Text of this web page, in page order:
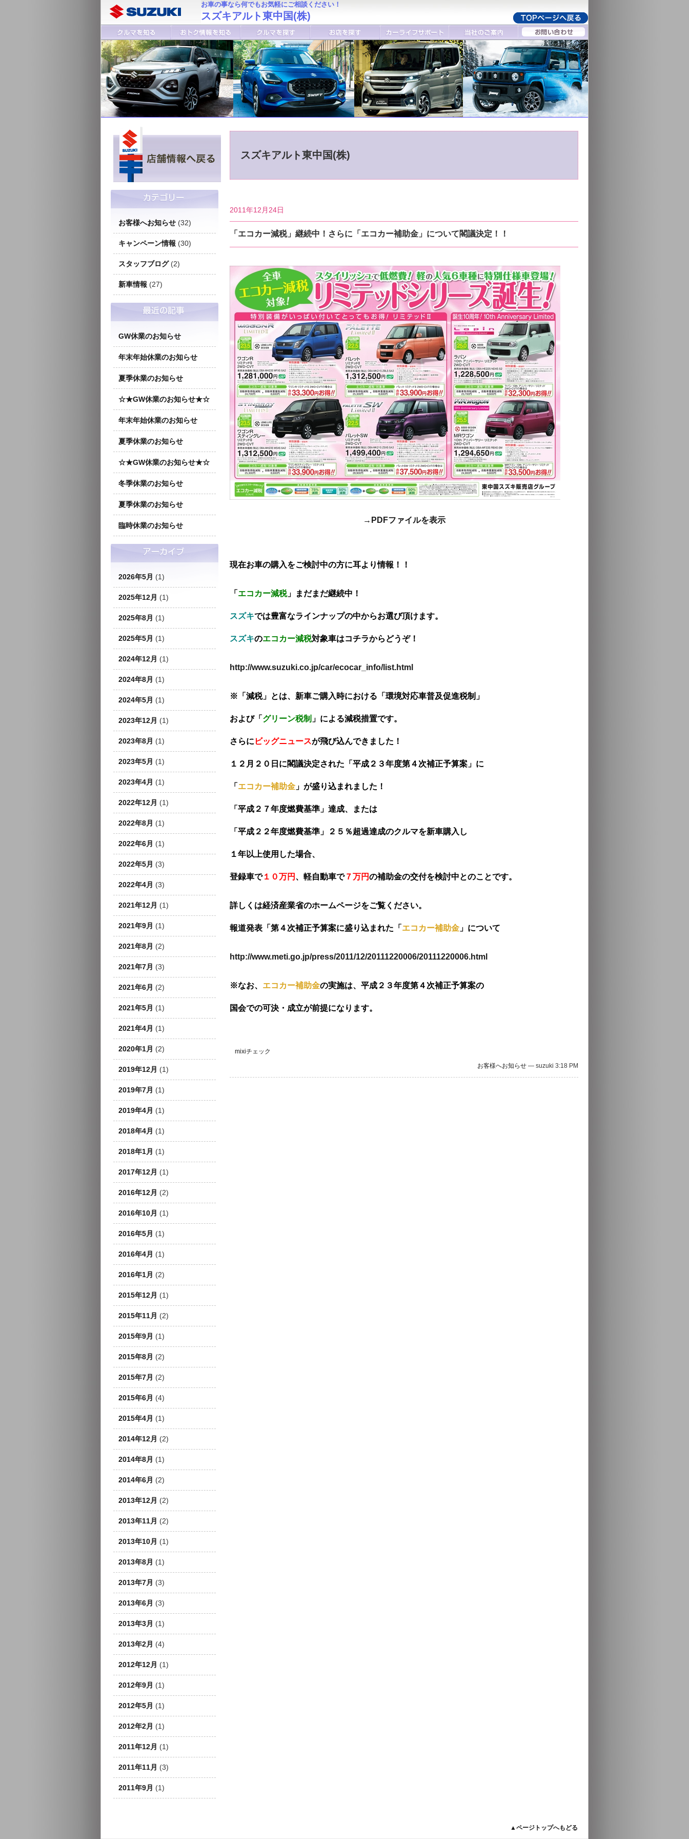
お車の事なら何でもお気軽にご相談ください！
スズキアルト東中国(株)
スズキアルト東中国(株)
2011年12月24日
「エコカー減税」継続中！さらに「エコカー補助金」について閣議決定！！
→PDFファイルを表示
現在お車の購入をご検討中の方に耳より情報！！
「 エコカー減税」まだまだ継続中！
スズキでは豊富なラインナップの中からお選び頂けます。
スズキのエコカー減税対象車はコチラからどうぞ！
http://www.suzuki.co.jp/car/ecocar_info/list.html
※「減税」とは、新車ご購入時における「環境対応車普及促進税制」
および「 グリーン税制 」による減税措置です。
さらに ビッグニュースが飛び込んできました！
１２月２０日に閣議決定された「平成２３年度第４次補正予算案」に
「 エコカー補助金 」が盛り込まれました！
「平成２７年度燃費基準」達成、または
「平成２２年度燃費基準」２５％超過達成のクルマを新車購入し
１年以上使用した場合、
登録車で１０万円 、軽自動車で７万円の補助金の交付を検討中とのことです。
詳しくは経済産業省のホームページをご覧ください。
報道発表「第４次補正予算案に盛り込まれた「 エコカー補助金 」について
http://www.meti.go.jp/press/2011/12/20111220006/20111220006.html
※なお、 エコカー補助金の実施は、平成２３年度第４次補正予算案の
国会での可決・成立が前提になります。
mixiチェック
お客様へお知らせ — suzuki 3:18 PM
お客様へお知らせ (32)
キャンペーン情報 (30)
スタッフブログ(2)
新車情報 (27)
GW休業のお知らせ
年末年始休業のお知らせ
夏季休業のお知らせ
☆★GW休業のお知らせ★☆
年末年始休業のお知らせ
夏季休業のお知らせ
☆★GW休業のお知らせ★☆
冬季休業のお知らせ
夏季休業のお知らせ
臨時休業のお知らせ
2026年5月 (1)
2025年12月 (1)
2025年8月 (1)
2025年5月 (1)
2024年12月 (1)
2024年8月 (1)
2024年5月 (1)
2023年12月 (1)
2023年8月 (1)
2023年5月 (1)
2023年4月 (1)
2022年12月 (1)
2022年8月 (1)
2022年6月 (1)
2022年5月 (3)
2022年4月 (3)
2021年12月 (1)
2021年9月 (1)
2021年8月 (2)
2021年7月 (3)
2021年6月 (2)
2021年5月 (1)
2021年4月 (1)
2020年1月 (2)
2019年12月 (1)
2019年7月 (1)
2019年4月 (1)
2018年4月 (1)
2018年1月 (1)
2017年12月 (1)
2016年12月 (2)
2016年10月 (1)
2016年5月 (1)
2016年4月 (1)
2016年1月 (2)
2015年12月 (1)
2015年11月 (2)
2015年9月 (1)
2015年8月 (2)
2015年7月 (2)
2015年6月 (4)
2015年4月 (1)
2014年12月 (2)
2014年8月 (1)
2014年6月 (2)
2013年12月 (2)
2013年11月 (2)
2013年10月 (1)
2013年8月 (1)
2013年7月 (3)
2013年6月 (3)
2013年3月 (1)
2013年2月 (4)
2012年12月 (1)
2012年9月 (1)
2012年5月 (1)
2012年2月 (1)
2011年12月 (1)
2011年11月 (3)
2011年9月 (1)
▲ページトップへもどる